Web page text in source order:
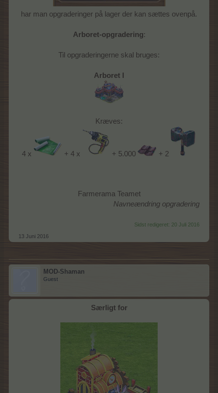
har man opgraderinger på lager der kan sættes ovenpå.
Arboret-opgradering:
Til opgraderingerne skal bruges:
Arboret I
Kræves:
4 x + 4 x + 5.000 + 2
Farmerama Teamet
Navneændring opgradering
Sidst redigeret: 20 Juli 2016
13 Juni 2016
MOD-Shaman
Guest
Særligt for